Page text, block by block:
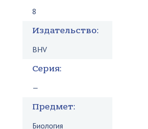
8
Издательство:
BHV
Серия:
—
Предмет:
Биология